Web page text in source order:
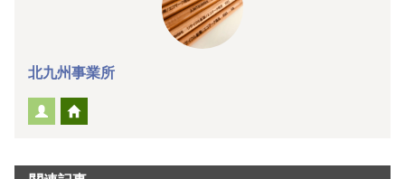
北九州事業所